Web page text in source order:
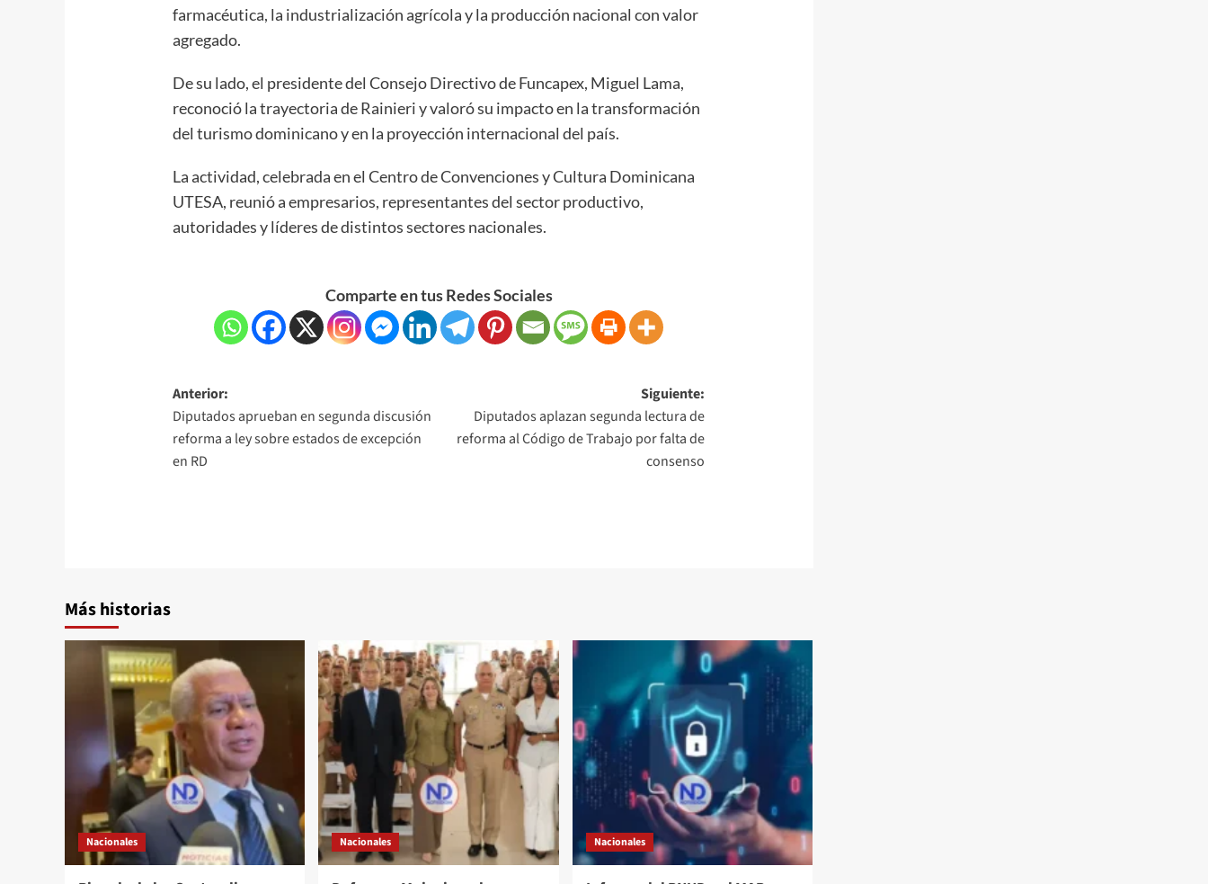
farmacéutica, la industrialización agrícola y la producción nacional con valor
agregado.
De su lado, el presidente del Consejo Directivo de Funcapex, Miguel Lama,
reconoció la trayectoria de Rainieri y valoró su impacto en la transformación
del turismo dominicano y en la proyección internacional del país.
La actividad, celebrada en el Centro de Convenciones y Cultura Dominicana
UTESA, reunió a empresarios, representantes del sector productivo,
autoridades y líderes de distintos sectores nacionales.
Comparte en tus Redes Sociales
Anterior:
Diputados aprueban en segunda discusión
reforma a ley sobre estados de excepción
en RD
Siguiente:
Diputados aplazan segunda lectura de
reforma al Código de Trabajo por falta de
consenso
Más historias
Nacionales Nacionales Nacionales